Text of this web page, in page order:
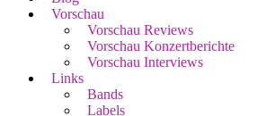
Vorschau
Vorschau Reviews
Vorschau Konzertberichte
Vorschau Interviews
Links
Bands
Labels